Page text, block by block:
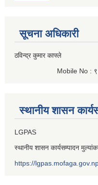
सूचना अधिकारी
ठविन्द्र कुमार काफ्ले
Mobile No
स्थानीय शासन
LGPAS
स्थानीय शासन कार्यसम्पादन
https://